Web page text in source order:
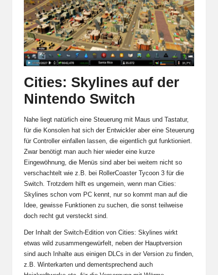
Cities: Skylines auf der
Nintendo Switch
Nahe liegt natürlich eine Steuerung mit Maus und Tastatur,
für die Konsolen hat sich der Entwickler aber eine Steuerung
für Controller einfallen lassen, die eigentlich gut funktioniert.
Zwar benötigt man auch hier wieder eine kurze
Eingewöhnung, die Menüs sind aber bei weitem nicht so
verschachtelt wie z.B. bei RollerCoaster Tycoon 3 für die
Switch. Trotzdem hilft es ungemein, wenn man Cities:
Skylines schon vom PC kennt, nur so kommt man auf die
Idee, gewisse Funktionen zu suchen, die sonst teilweise
doch recht gut versteckt sind.
Der Inhalt der Switch-Edition von Cities: Skylines wirkt
etwas wild zusammengewürfelt, neben der Hauptversion
sind auch Inhalte aus einigen DLCs in der Version zu finden,
z.B. Winterkarten und dementsprechend auch